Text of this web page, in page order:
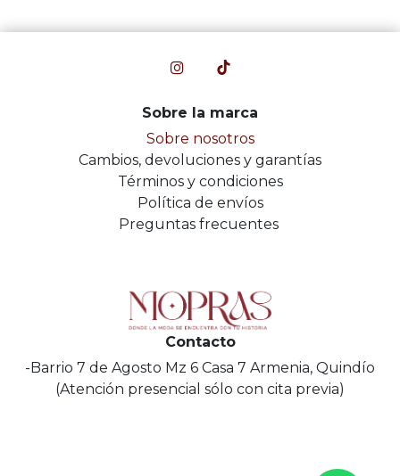
Sobre la marca
Sobre nosotros
Cambios, devoluciones y garantías
Términos y condiciones
Política de envíos
Preguntas frecuentes
Contacto
-Barrio 7 de Agosto Mz 6 Casa 7 Armenia, Quindío
(Atención presencial sólo con cita previa)